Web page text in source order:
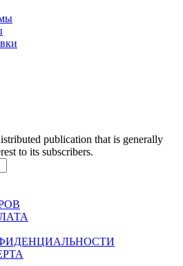
publication that is generally
to its subscribers.